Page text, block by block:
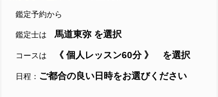
鑑定予約から
鑑定士は 馬道東弥 を選択
コースは 《 個人レッスン60分 》 を選択
日程： ご都合の良い日時をお選びください